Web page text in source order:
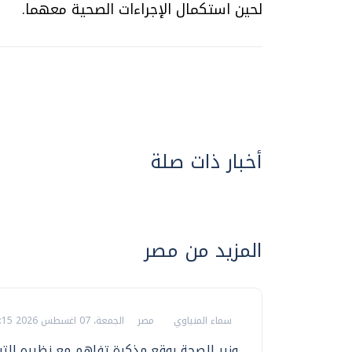
لحين استكمال الإجراءات الصحية معهما.
أخبار ذات صلة
المزيد من مصر
سماء المنياوي مصر الجمعة، 07 اغسطس 2026 12:15 م